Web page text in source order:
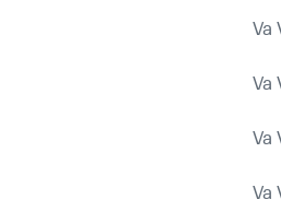
Va
Va
Va
Va